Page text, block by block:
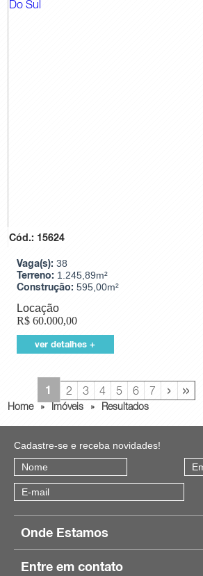
Cód.: 15624
Vaga(s): 38
Terreno: 1.245,89m²
Construção: 595,00m²
Locação
R$60.000,00
ver detalhes +
1 2 3 4 5 6 7 › »
Home » Imóveis » Resultados
Cadastre-se e receba novidades!
Onde Estamos
Entre em contato